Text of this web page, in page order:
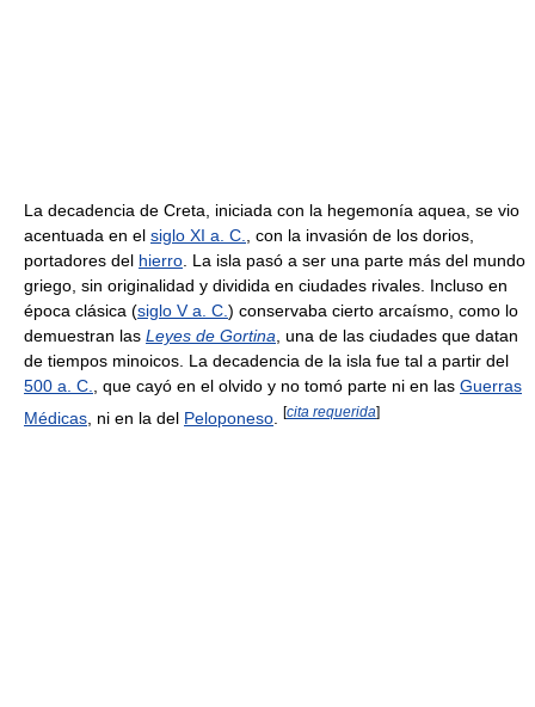
La decadencia de Creta, iniciada con la hegemonía aquea, se vio
acentuada en el siglo XI a. C., con la invasión de los dorios,
portadores del hierro. La isla pasó a ser una parte más del mundo
griego, sin originalidad y dividida en ciudades rivales. Incluso en
época clásica (siglo V a. C.) conservaba cierto arcaísmo, como lo
demuestran las Leyes de Gortina, una de las ciudades que datan
de tiempos minoicos. La decadencia de la isla fue tal a partir del
500 a. C., que cayó en el olvido y no tomó parte ni en las Guerras
Médicas , ni en la del Peloponeso [cita requerida]